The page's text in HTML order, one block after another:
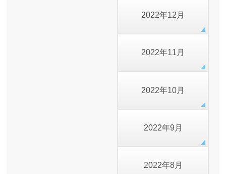
2022年12月
2022年11月
2022年10月
2022年9月
2022年8月